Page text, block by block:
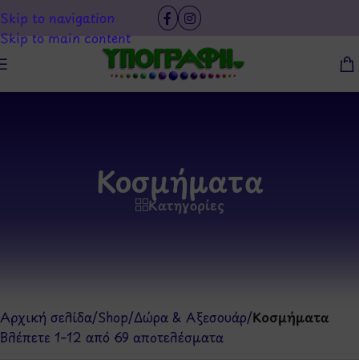
Skip to navigation
Skip to main content
Κοσμήματα
Κατηγορίες
Αρχική σελίδα/Shop/Δώρα & Αξεσουάρ/Κοσμήματα
Βλέπετε 1–12 από 69 αποτελέσματα